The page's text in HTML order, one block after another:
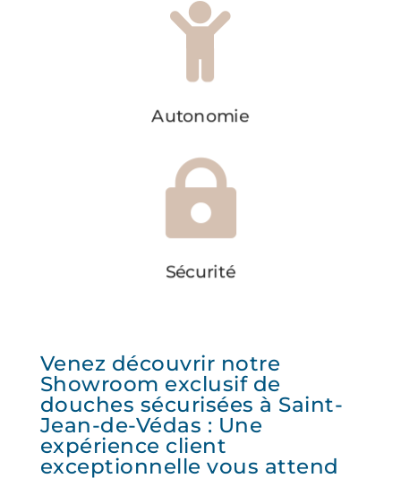

Autonomie

Sécurité
Venez découvrir notre
Showroom exclusif de
douches sécurisées à Saint-
Jean-de-Védas : Une
expérience client
exceptionnelle vous attend